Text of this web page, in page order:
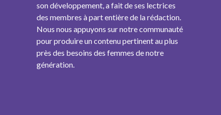
son développement, a fait de ses lectrices
des membres à part entière de la rédaction.
Nous nous appuyons sur notre communauté
pour produire un contenu pertinent au plus
près des besoins des femmes de notre
génération.